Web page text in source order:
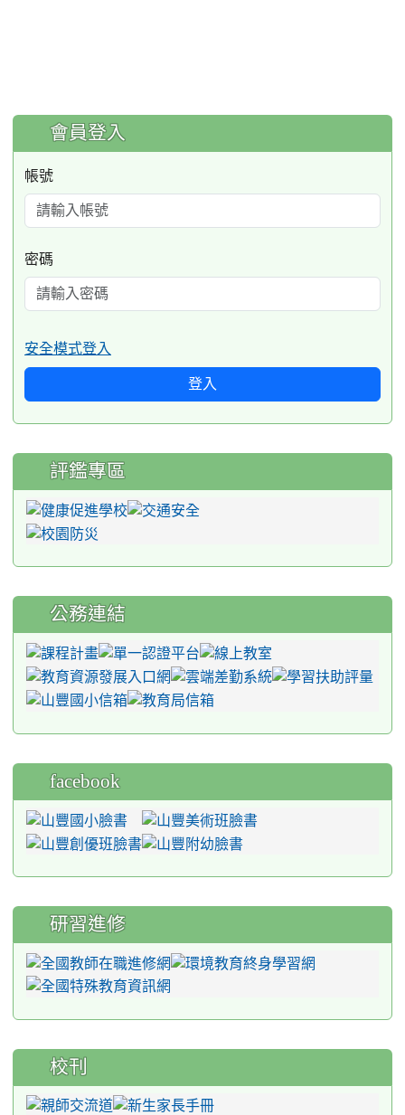
:::
會員登入
帳號
密碼
安全模式登入
登入
評鑑專區
公務連結
facebook
研習進修
校刊